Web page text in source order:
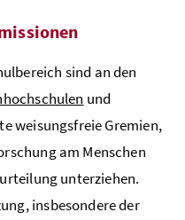
sind an den
und
weisungsfreie Gremien,
am Menschen
unterziehen.
insbesondere der